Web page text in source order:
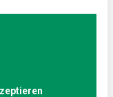
heute